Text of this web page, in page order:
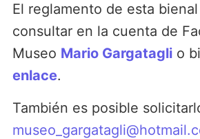
El reglamento de esta
consultar en la cuenta de
Museo Mario Gargataglio
enlace.
También es posible